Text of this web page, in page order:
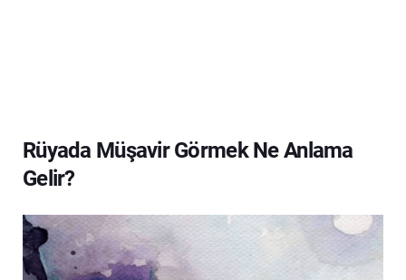
Rüyada Müşavir Görmek Ne Anlama
Gelir?